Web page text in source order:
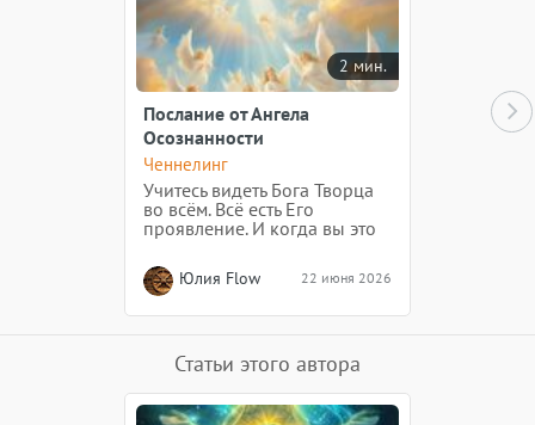
2 мин.
Послание от Ангела
Осознанности
Ченнелинг
Учитесь видеть Бога Творца
во всём. Всё есть Его
проявление. И когда вы это
за аксиому, то и мир будет
вокруг вас восприниматься
Юлия Flow 22 июня 2026
Статьи этого автора